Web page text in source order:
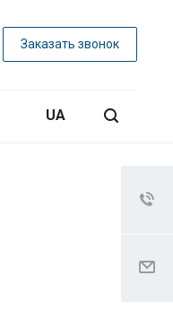
Заказать звонок
UA